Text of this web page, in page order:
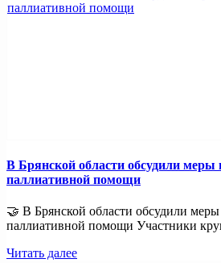
В Брянской области обсудили меры
паллиативной помощи
🤝 В Брянской области обсудили
паллиативной помощи Участники
Читать далее